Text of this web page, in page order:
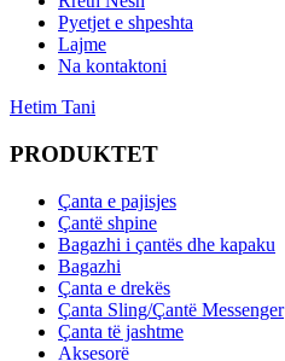
Pyetjet e shpeshta
Lajme
Na kontaktoni
Hetim Tani
PRODUKTET
Çanta e pajisjes
Çantë shpine
Bagazhi i çantës dhe kapaku
Bagazhi
Çanta e drekës
Çanta Sling/Çantë Messenger
Çanta të jashtme
Aksesorë